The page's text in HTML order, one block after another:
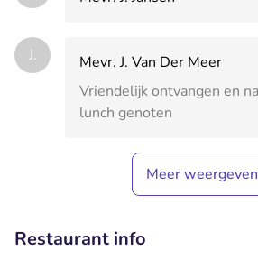
J.
Mevr. J. Van Der Meer
Vriendelijk ontvangen en
lunch genoten
Meer weergeven
Restaurant info